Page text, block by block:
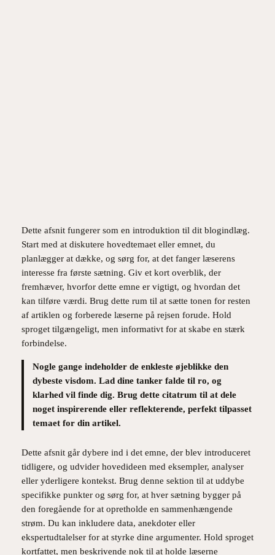
Dette afsnit fungerer som en introduktion til dit blogindlæg.
Start med at diskutere hovedtemaet eller emnet, du
planlægger at dække, og sørg for, at det fanger læserens
interesse fra første sætning. Giv et kort overblik, der
fremhæver, hvorfor dette emne er vigtigt, og hvordan det
kan tilføre værdi. Brug dette rum til at sætte tonen for resten
af artiklen og forberede læserne på rejsen forude. Hold
sproget tilgængeligt, men informativt for at skabe en stærk
forbindelse.
Nogle gange indeholder de enkleste øjeblikke den
dybeste visdom. Lad dine tanker falde til ro, og
klarhed vil finde dig. Brug dette citatrum til at dele
noget inspirerende eller reflekterende, perfekt tilpasset
temaet for din artikel.
Dette afsnit går dybere ind i det emne, der blev introduceret
tidligere, og udvider hovedideen med eksempler, analyser
eller yderligere kontekst. Brug denne sektion til at uddybe
specifikke punkter og sørg for, at hver sætning bygger på
den foregående for at opretholde en sammenhængende
strøm. Du kan inkludere data, anekdoter eller
ekspertudtalelser for at styrke dine argumenter. Hold sproget
kortfattet, men beskrivende nok til at holde læserne